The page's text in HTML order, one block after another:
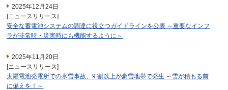
2025年12月24日
[ニュースリリース]
安全な蓄電池システムの調達に役立つガイドラインを公表 ～重要なインフ
ラが非常時・災害時にも機能するように～
2025年11月20日
[ニュースリリース]
太陽電池発電所での氷雪事故、9 割以上が豪雪地帯で発生 ～雪が積もる前
に備えを！～